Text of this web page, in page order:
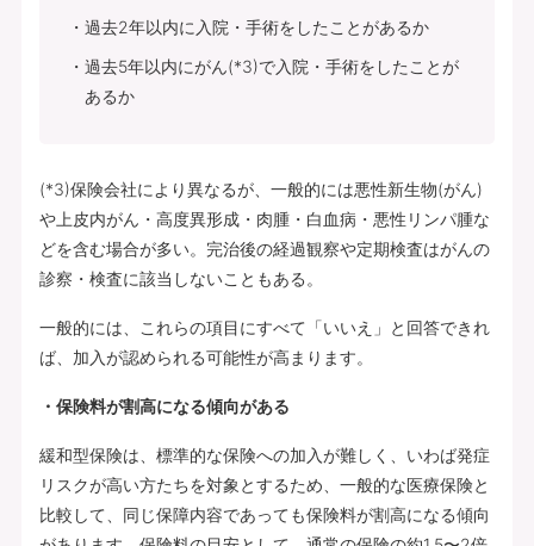
過去2年以内に入院・手術をしたことがあるか
過去5年以内にがん(*3)で入院・手術をしたことが
あるか
(*3)保険会社により異なるが、一般的には悪性新生物(がん)
や上皮内がん・高度異形成・肉腫・白血病・悪性リンパ腫な
どを含む場合が多い。完治後の経過観察や定期検査はがんの
診察・検査に該当しないこともある。
一般的には、これらの項目にすべて「いいえ」と回答できれ
ば、加入が認められる可能性が高まります。
・保険料が割高になる傾向がある
緩和型保険は、標準的な保険への加入が難しく、いわば発症
リスクが高い方たちを対象とするため、一般的な医療保険と
比較して、同じ保障内容であっても保険料が割高になる傾向